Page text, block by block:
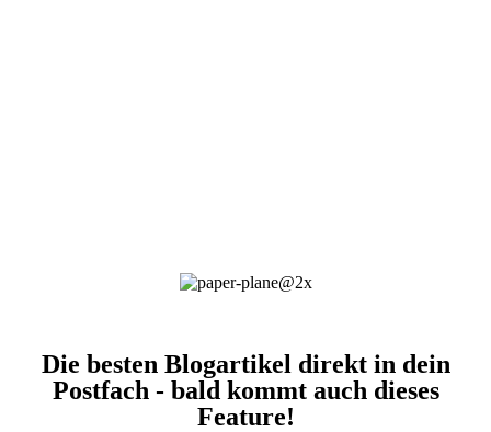
Die besten Blogartikel direkt in dein
Postfach - bald kommt auch dieses
Feature!